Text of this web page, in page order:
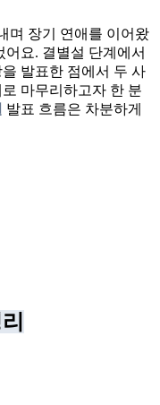
며 장기 연애를 이어왔
요. 결별설 단계에서
발표한 점에서 두 사
마무리하고자 한 분
발표 흐름은 차분하게